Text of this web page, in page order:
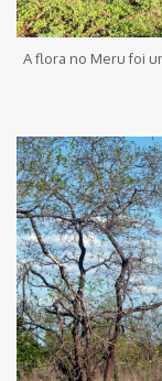
A flora no Meru foi